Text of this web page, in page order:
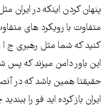
پنهان کردن اینکه در ایران
متفاوت با رویکرد های
کنید که شما مثل رهبری ج ا
این باور دامن میزند که
حقیقتا همین باشد که در
ایران باز کرده اید فو را